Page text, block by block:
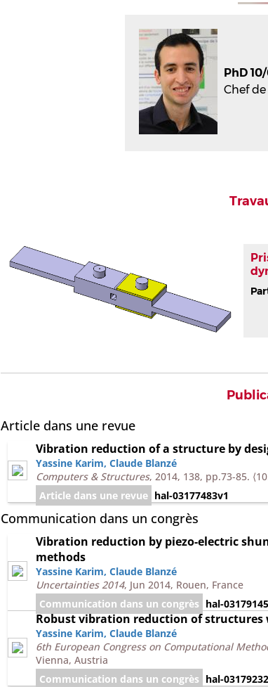
PhD
Chef de
Article dans une revue
Vibration reduction of a structure by
Yassine Karim, Claude Blanzé
Computers & Structures, 2014, 138, pp.73-85.
Article dans une revue hal-03177483v1
Communication dans un congrès
Vibration reduction by piezo-electric
methods
Yassine Karim, Claude Blanzé
Uncertainties 2014, Jun 2014, Rouen, France
Communication dans un congrès hal-
Robust vibration reduction of
Yassine Karim, Claude Blanzé
6th European Congress on Computational
Vienna, Austria
Communication dans un congrès hal-